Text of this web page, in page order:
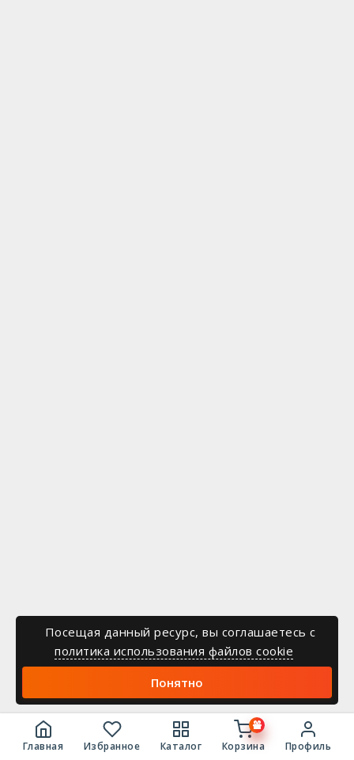
Посещая данный ресурс, вы соглашаетесь c
политика использования файлов cookie
Понятно
Главная Избранное Каталог Корзина Профиль